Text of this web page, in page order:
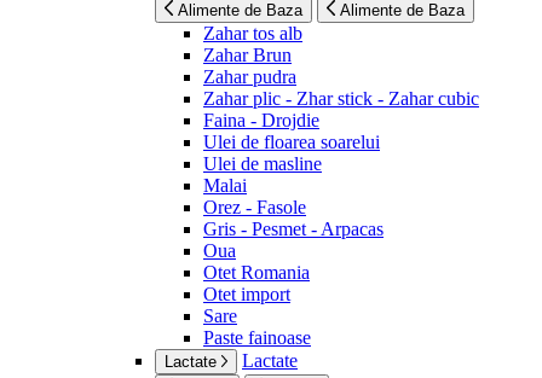
Alimente de Baza Alimente de Baza
Zahar tos alb
Zahar Brun
Zahar pudra
Zahar plic - Zhar stick - Zahar cubic
Faina - Drojdie
Ulei de floarea soarelui
Ulei de masline
Malai
Orez - Fasole
Gris - Pesmet - Arpacas
Oua
Otet Romania
Otet import
Sare
Paste fainoase
Lactate Lactate